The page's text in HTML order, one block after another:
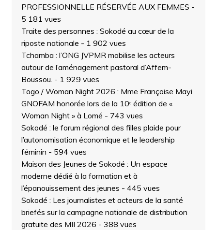
PROFESSIONNELLE RÉSERVÉE AUX FEMMES -
5 181 vues
Traite des personnes : Sokodé au cœur de la
riposte nationale - 1 902 vues
Tchamba : l’ONG JVPMR mobilise les acteurs
autour de l’aménagement pastoral d’Affem-
Boussou. - 1 929 vues
Togo / Woman Night 2026 : Mme Françoise Mayi
GNOFAM honorée lors de la 10ᵉ édition de «
Woman Night » à Lomé - 743 vues
Sokodé : le forum régional des filles plaide pour
l’autonomisation économique et le leadership
féminin - 594 vues
Maison des Jeunes de Sokodé : Un espace
moderne dédié à la formation et à
l’épanouissement des jeunes - 445 vues
Sokodé : Les journalistes et acteurs de la santé
briefés sur la campagne nationale de distribution
gratuite des MII 2026 - 388 vues